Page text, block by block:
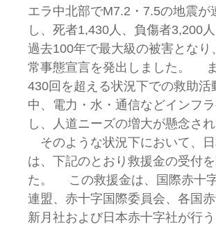
エラ中北部でM7.2・7.5の地震が
し、死者1,430人、負傷者3,200
過去100年で最大級の被害となり
常事態宣言を発出しました。
430回を超える状況下での救助活
中、電力・水・通信などインフ
し、人道ニーズの増大が懸念され
そのような状況下において、
は、下記のとおり救援金の受付
た。 この救援金は、国際赤十
連盟、赤十字国際委員会、各国
新月社および日本赤十字社が行